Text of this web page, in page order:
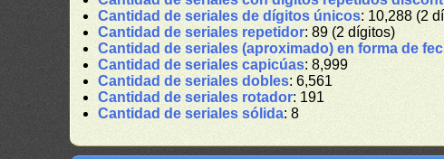
Cantidad de seriales de dígitos únicos: 10,288 (2
Cantidad de seriales repetidor: 89 (2 dígitos)
Cantidad de seriales (aproximado) en forma de
Cantidad de seriales capicúas: 8,999
Cantidad de seriales dobles: 6,561
Cantidad de seriales rotador: 191
Cantidad de seriales sólida: 8